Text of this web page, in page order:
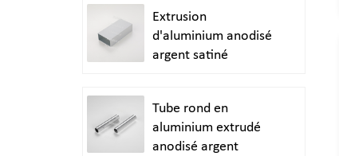
Extrusion
d'aluminium anodisé
argent satiné
Tube rond en
aluminium extrudé
anodisé argent